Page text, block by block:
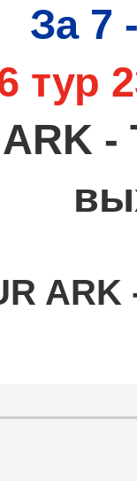
За 7
тур
-
ARK